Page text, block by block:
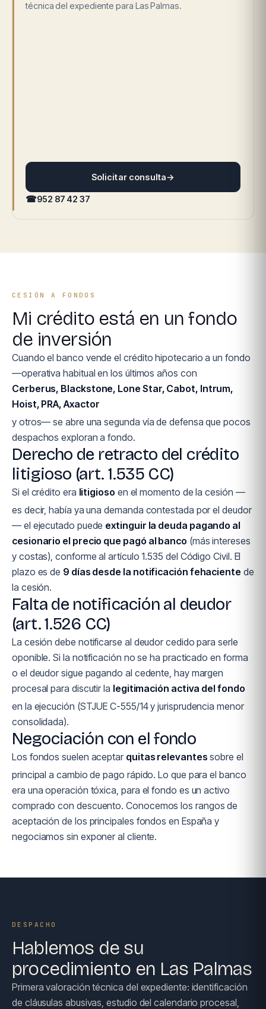
técnica del expediente para Las Palmas.
Solicitar consulta→
☎952 87 42 37
CESIÓN A FONDOS
Mi crédito está en un fondo
de inversión
Cuando el banco vende el crédito hipotecario a un fondo
—operativa habitual en los últimos años con
Cerberus, Blackstone, Lone Star, Cabot, Intrum,
Hoist, PRA, Axactor
y otros— se abre una segunda vía de defensa que pocos
despachos exploran a fondo.
Derecho de retracto del crédito
litigioso (art. 1.535 CC)
Si el crédito era litigioso en el momento de la cesión —
es decir, había ya una demanda contestada por el deudor
— el ejecutado puede extinguir la deuda pagando al
cesionario el precio que pagó al banco (más intereses
y costas), conforme al artículo 1.535 del Código Civil. El
plazo es de 9 días desde la notificación fehaciente de
la cesión.
Falta de notificación al deudor
(art. 1.526 CC)
La cesión debe notificarse al deudor cedido para serle
oponible. Si la notificación no se ha practicado en forma
o el deudor sigue pagando al cedente, hay margen
procesal para discutir la legitimación activa del fondo
en la ejecución (STJUE C-555/14 y jurisprudencia menor
consolidada).
Negociación con el fondo
Los fondos suelen aceptar quitas relevantes sobre el
principal a cambio de pago rápido. Lo que para el banco
era una operación tóxica, para el fondo es un activo
comprado con descuento. Conocemos los rangos de
aceptación de los principales fondos en España y
negociamos sin exponer al cliente.
DESPACHO
Hablemos de su
procedimiento en Las Palmas
Primera valoración técnica del expediente: identificación
de cláusulas abusivas, estudio del calendario procesal,